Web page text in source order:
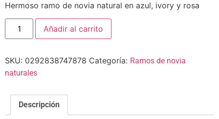
Hermoso ramo de novia natural en azul, ivory y rosa
Añadir al carrito
SKU: 0292838747878 Categoría: Ramos de novia
naturales
Descripción